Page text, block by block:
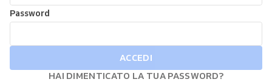
Password
ACCEDI
HAI DIMENTICATO LA TUA PASSWORD?